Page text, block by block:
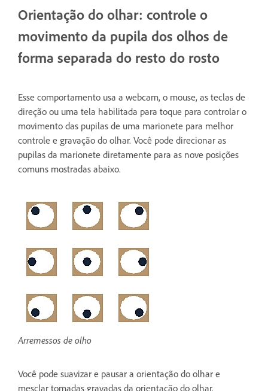
Orientação do olhar: controle o
movimento da pupila dos olhos de
forma separada do resto do rosto
Esse comportamento usa a webcam, o mouse, as teclas de
direção ou uma tela habilitada para toque para controlar o
movimento das pupilas de uma marionete para melhor
controle e gravação do olhar. Você pode direcionar as
pupilas da marionete diretamente para as nove posições
comuns mostradas abaixo.
Arremessos de olho
Você pode suavizar e pausar a orientação do olhar e
mesclar tomadas gravadas da orientação do olhar.